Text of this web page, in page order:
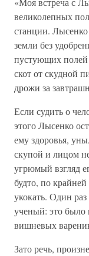
великолепных
станции.
земли без
пустующих полей
скот от скудной
дрожи за
Если судить о
этого Лысенко
ему здоровья,
скупой и лицом
угрюмый взгляд
будто, по
укокать. Один
ученый: это было
вишневых
Зато речь,